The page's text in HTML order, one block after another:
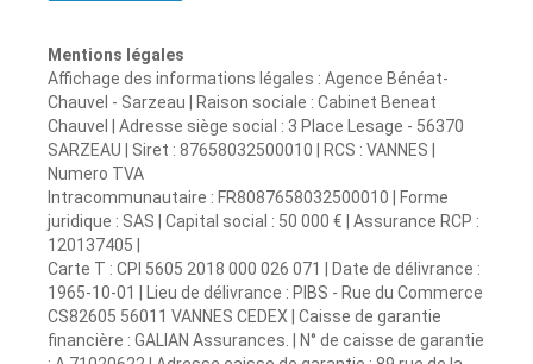
Mentions légales
Affichage des informations légales : Agence Bénéat-
Chauvel - Sarzeau | Raison sociale : Cabinet Beneat
Chauvel | Adresse siège social : 3 Place Lesage - 56370
SARZEAU | Siret : 87658032500010 | RCS : VANNES |
Numero TVA
Intracommunautaire : FR8087658032500010 | Forme
juridique : SAS | Capital social : 50 000 € | Assurance RCP :
120137405 |
Carte T : CPI 5605 2018 000 026 071 | Date de délivrance :
1965-10-01 | Lieu de délivrance : PIBS - Rue du Commerce
CS82605 56011 VANNES CEDEX | Caisse de garantie
financière : GALIAN Assurances. | N° de caisse de garantie